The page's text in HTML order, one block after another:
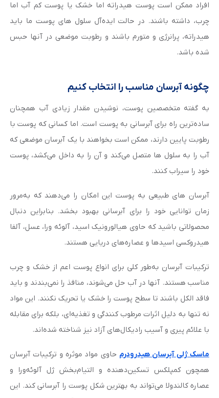
افراد ممکن است پوست هیدراته اما خشک یا پوست کم آب اما
چرب، داشته باشند. در حالت ایده‌آل سلول های پوست ما باید
هیدراته، پرانرژی و متورم باشند و رطوبت موضعی در آنها حبس
شده باشد.
چگونه آبرسان مناسب را انتخاب کنیم
به گفته متخصصین پوست، نوشیدن مقدار زیادی آب همچنان
ساده‌ترین راه برای آبرسانی به پوست است. اما کسانی که پوست با
رطوبت پایین دارند، ممکن است بخواهند با یک آبرسان موضعی که
آب را به سلول ها متصل می‌کند و آن را به داخل می‌کشد، پوست
خود را سیراب کنند.
آبرسان های طبیعی به پوست این امکان را می‌دهند که به‌مرور
زمان توانایی خود را برای آبرسانی بهبود بخشد. بنابراین دنبال
محصولاتی باشید که حاوی هیالورونیک اسید، آلوئه ورا، عسل، آلفا
هیدروکسی اسیدها و عصاره‌های دریایی هستند.
ترکیبات آبرسان به‌طور کلی برای انواع پوست اعم از خشک و چرب
مناسب هستند. آنها در آب حل می‌شوند، منافذ را نمی‌بندند و باید
فاقد الکل باشند تا سطح پوست را خشک یا تحریک نکنند. این مواد
نه‌ تنها به ‌دلیل اثرات مرطوب کنندگی و تغذیه‌ای، بلکه برای مقابله
با علائم پیری و آسیب رادیکال‌های آزاد نیز شناخته شده‌اند.
ماسک‌ ژلی آبرسان هیدرودرم حاوی مواد موثره و ترکیبات آبرسان
همچون کمپلکس تسکین‌دهنده و التیام‌بخش ژل آلوئه‌ورا و
عصاره کالندولا می‌تواند به بهترین شکل پوست را آبرسانی کند. این